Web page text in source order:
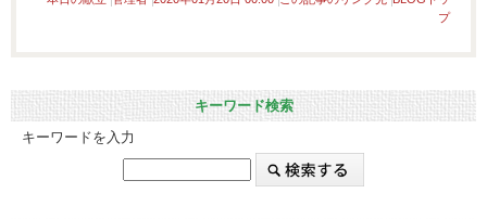
プ
キーワード検索
キーワードを入力